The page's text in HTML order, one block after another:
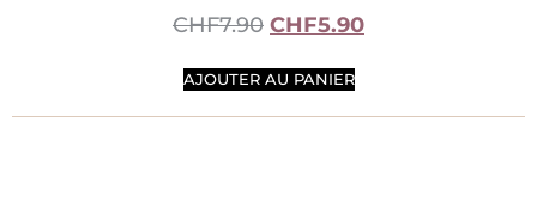
CHF7.90 CHF5.90
AJOUTER AU PANIER